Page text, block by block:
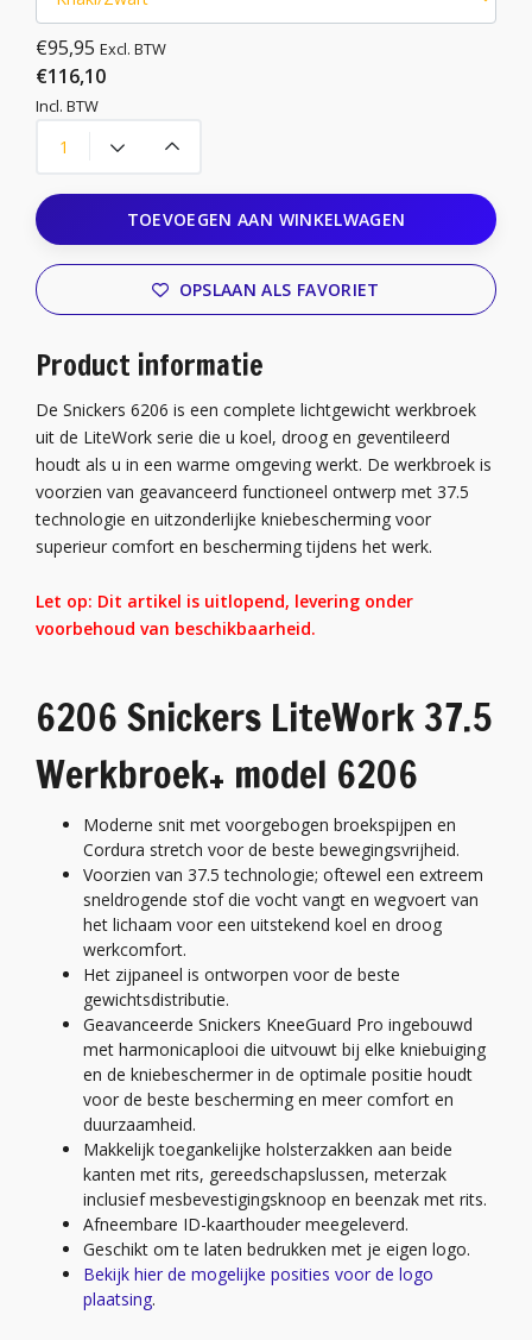
€95,95 Excl. BTW
€116,10
Incl. BTW
TOEVOEGEN AAN WINKELWAGEN
OPSLAAN ALS FAVORIET
Product informatie
De Snickers 6206 is een complete lichtgewicht werkbroek
uit de LiteWork serie die u koel, droog en geventileerd
houdt als u in een warme omgeving werkt. De werkbroek is
voorzien van geavanceerd functioneel ontwerp met 37.5
technologie en uitzonderlijke kniebescherming voor
superieur comfort en bescherming tijdens het werk.
Let op: Dit artikel is uitlopend, levering onder
voorbehoud van beschikbaarheid.
6206 Snickers LiteWork 37.5
Werkbroek+ model 6206
Moderne snit met voorgebogen broekspijpen en
Cordura stretch voor de beste bewegingsvrijheid.
Voorzien van 37.5 technologie; oftewel een extreem
sneldrogende stof die vocht vangt en wegvoert van
het lichaam voor een uitstekend koel en droog
werkcomfort.
Het zijpaneel is ontworpen voor de beste
gewichtsdistributie.
Geavanceerde Snickers KneeGuard Pro ingebouwd
met harmonicaplooi die uitvouwt bij elke kniebuiging
en de kniebeschermer in de optimale positie houdt
voor de beste bescherming en meer comfort en
duurzaamheid.
Makkelijk toegankelijke holsterzakken aan beide
kanten met rits, gereedschapslussen, meterzak
inclusief mesbevestigingsknoop en beenzak met rits.
Afneembare ID-kaarthouder meegeleverd.
Geschikt om te laten bedrukken met je eigen logo.
Bekijk hier de mogelijke posities voor de logo
plaatsing.